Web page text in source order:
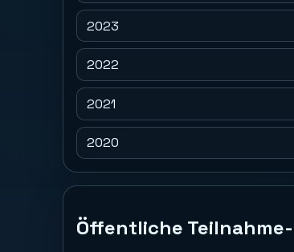
2023
2022
2021
2020
Öffentliche